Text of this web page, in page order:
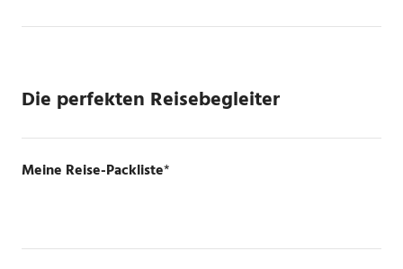
Die perfekten Reisebegleiter
Meine Reise-Packliste*